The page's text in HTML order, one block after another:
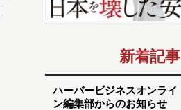
新着記事
ハーバービジネスオンライ
ン編集部からのお知らせ